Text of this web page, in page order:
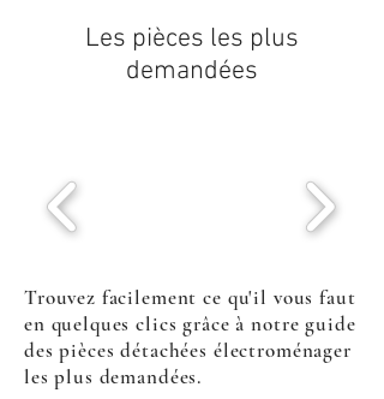
Les pièces les plus
demandées
Trouvez facilement ce qu'il vous faut
en quelques clics grâce à notre guide
des pièces détachées électroménager
les plus demandées.